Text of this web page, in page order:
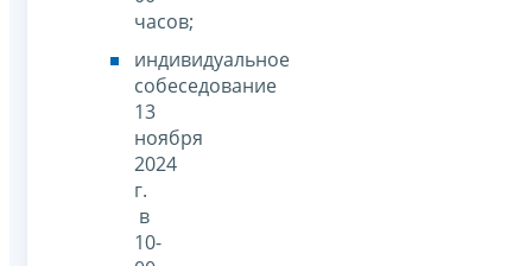
часов;
индивидуальное
собеседование
13
ноября
2024
г.
в
10-